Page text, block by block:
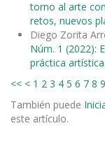
torno al arte
retos, nuevos
Diego Zorita
Núm. 1 (2022):
práctica
<< < 1 2 3 4 5 6 7 8 9
También puede
este artículo.